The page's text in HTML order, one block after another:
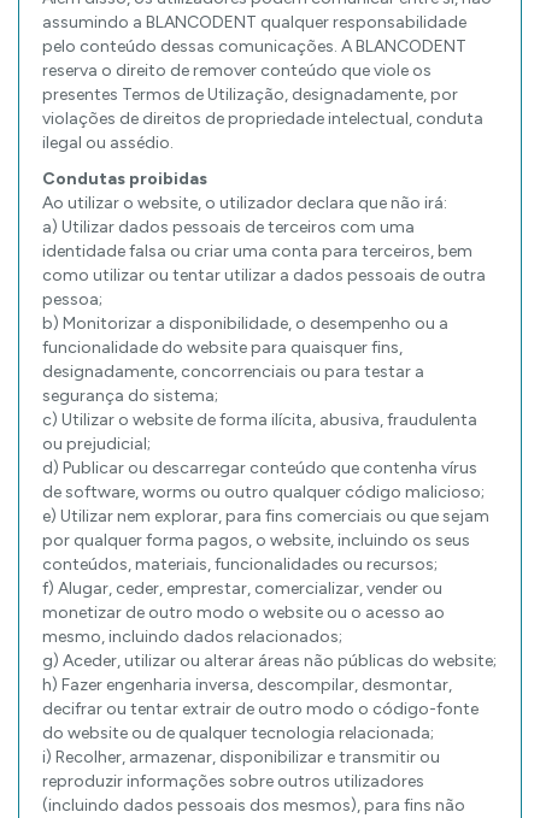
assumindo a BLANCODENT qualquer responsabilidade
pelo conteúdo dessas comunicações. A BLANCODENT
reserva o direito de remover conteúdo que viole os
presentes Termos de Utilização, designadamente, por
violações de direitos de propriedade intelectual, conduta
ilegal ou assédio.
Condutas proibidas
Ao utilizar o website, o utilizador declara que não irá:
a) Utilizar dados pessoais de terceiros com uma
identidade falsa ou criar uma conta para terceiros, bem
como utilizar ou tentar utilizar a dados pessoais de outra
pessoa;
b) Monitorizar a disponibilidade, o desempenho ou a
funcionalidade do website para quaisquer fins,
designadamente, concorrenciais ou para testar a
segurança do sistema;
c) Utilizar o website de forma ilícita, abusiva, fraudulenta
ou prejudicial;
d) Publicar ou descarregar conteúdo que contenha vírus
de software, worms ou outro qualquer código malicioso;
e) Utilizar nem explorar, para fins comerciais ou que sejam
por qualquer forma pagos, o website, incluindo os seus
conteúdos, materiais, funcionalidades ou recursos;
f) Alugar, ceder, emprestar, comercializar, vender ou
monetizar de outro modo o website ou o acesso ao
mesmo, incluindo dados relacionados;
g) Aceder, utilizar ou alterar áreas não públicas do website;
h) Fazer engenharia inversa, descompilar, desmontar,
decifrar ou tentar extrair de outro modo o código-fonte
do website ou de qualquer tecnologia relacionada;
i) Recolher, armazenar, disponibilizar e transmitir ou
reproduzir informações sobre outros utilizadores
(incluindo dados pessoais dos mesmos), para fins não